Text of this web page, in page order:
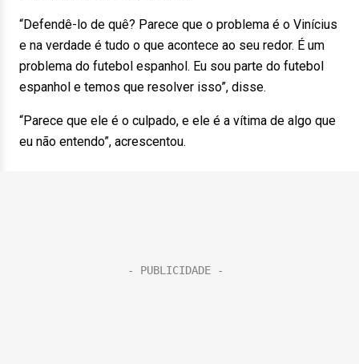
“Defendê-lo de quê? Parece que o problema é o Vinícius
e na verdade é tudo o que acontece ao seu redor. É um
problema do futebol espanhol. Eu sou parte do futebol
espanhol e temos que resolver isso”, disse.
“Parece que ele é o culpado, e ele é a vítima de algo que
eu não entendo”, acrescentou.